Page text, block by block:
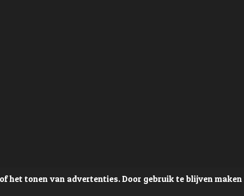
het tonen van advertenties. Door gebruik te blijven